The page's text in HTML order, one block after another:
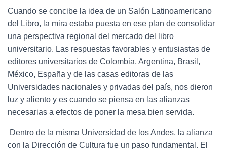
Cuando se concibe la idea de un Salón Latinoamericano
del Libro, la mira estaba puesta en ese plan de consolidar
una perspectiva regional del mercado del libro
universitario. Las respuestas favorables y entusiastas de
editores universitarios de Colombia, Argentina, Brasil,
México, España y de las casas editoras de las
Universidades nacionales y privadas del país, nos dieron
luz y aliento y es cuando se piensa en las alianzas
necesarias a efectos de poner la mesa bien servida.
Dentro de la misma Universidad de los Andes, la alianza
con la Dirección de Cultura fue un paso fundamental. El